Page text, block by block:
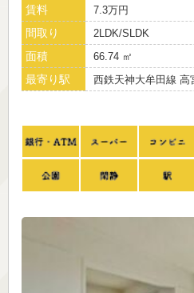
賃料 7.3万円
間取り 2LDK/SLDK
面積 66.74 ㎡
最寄り駅 西鉄天神大牟田線 高